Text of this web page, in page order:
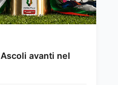
avanti nel